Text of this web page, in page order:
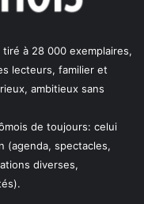
à 28 000 exemplaires,
lecteurs, familier et
ambitieux sans
de toujours: celui
(agenda, spectacles,
diverses,